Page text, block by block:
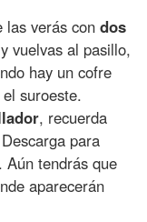
las verás condos
vuelvas al pasillo,
hay un cofre
suroeste.
, recuerda
para
Aún tendrás que
aparecerán